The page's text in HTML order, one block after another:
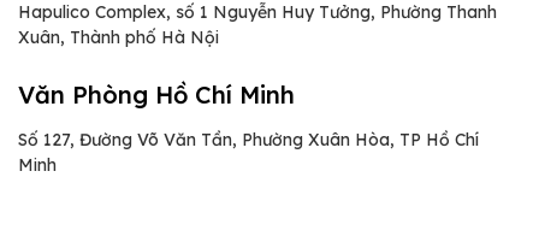
Hapulico Complex, số 1 Nguyễn Huy Tưởng, Phường Thanh
Xuân, Thành phố Hà Nội
Văn Phòng Hồ Chí Minh
Số 127, Đường Võ Văn Tần, Phường Xuân Hòa, TP Hồ Chí
Minh